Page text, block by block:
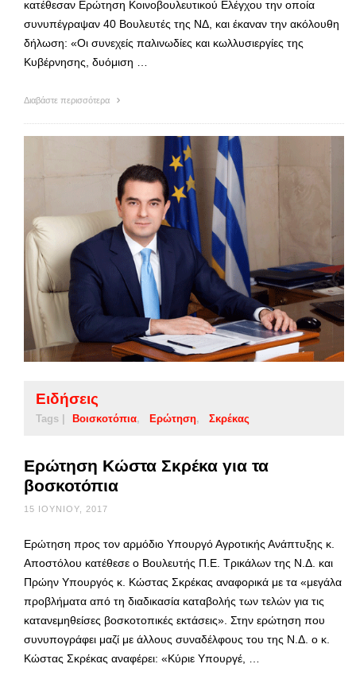
κατέθεσαν Ερώτηση Κοινοβουλευτικού Ελέγχου την οποία
συνυπέγραψαν 40 Βουλευτές της ΝΔ, και έκαναν την ακόλουθη
δήλωση: «Οι συνεχείς παλινωδίες και κωλλυσιεργίες της
Κυβέρνησης, δυόμιση …
Διαβάστε περισσότερα
Ειδήσεις
Tags | Βοισκοτόπια Ερώτηση Σκρέκας
Ερώτηση Κώστα Σκρέκα για τα
βοσκοτόπια
15 ΙΟΥΝΊΟΥ, 2017
Ερώτηση προς τον αρμόδιο Υπουργό Αγροτικής Ανάπτυξης κ.
Αποστόλου κατέθεσε ο Βουλευτής Π.Ε. Τρικάλων της Ν.Δ. και
Πρώην Υπουργός κ. Κώστας Σκρέκας αναφορικά με τα «μεγάλα
προβλήματα από τη διαδικασία καταβολής των τελών για τις
κατανεμηθείσες βοσκοτοπικές εκτάσεις». Στην ερώτηση που
συνυπογράφει μαζί με άλλους συναδέλφους του της Ν.Δ. ο κ.
Κώστας Σκρέκας αναφέρει: «Κύριε Υπουργέ, …